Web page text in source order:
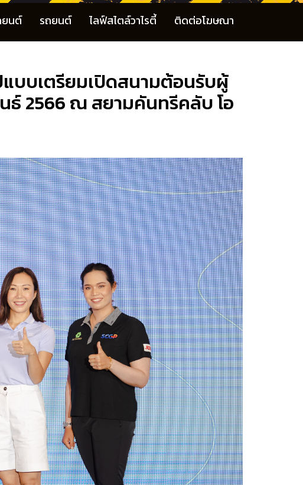
ยนต์ รถยนต์ ไลฟ์สไตล์วาไรตี้ ติดต่อโฆษณา
แบบเตรียมเปิดสนามต้อนรับผู้
ธ์ 2566 ณ สยามคันทรีคลับ โอ